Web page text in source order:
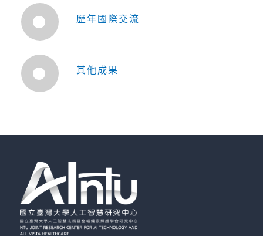
歷年國際交流
其他成果